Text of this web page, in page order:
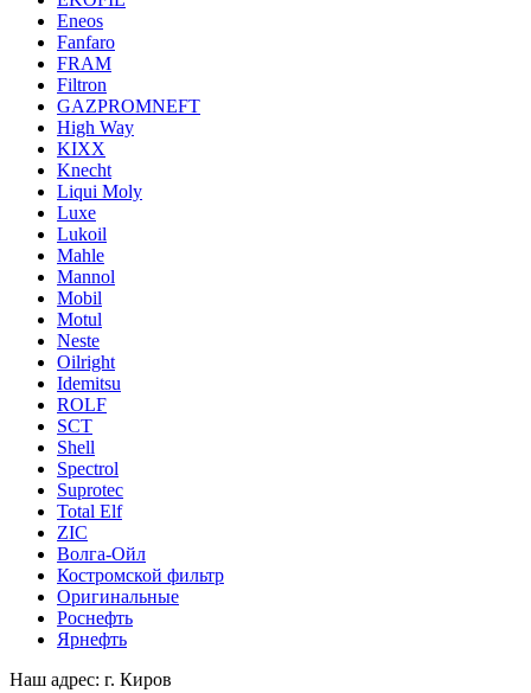
Eneos
Fanfaro
FRAM
Filtron
GAZPROMNEFT
High Way
KIXX
Knecht
Liqui Moly
Luxe
Lukoil
Mahle
Mannol
Mobil
Motul
Neste
Oilright
Idemitsu
ROLF
SCT
Shell
Spectrol
Suprotec
Total Elf
ZIC
Волга-Ойл
Костромской фильтр
Оригинальные
Роснефть
Ярнефть
Наш адрес: г. Киров